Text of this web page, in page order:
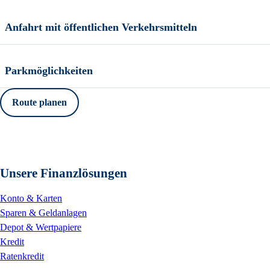
Anfahrt mit öffentlichen Verkehrsmitteln
Parkmöglichkeiten
Route planen
Unsere Finanzlösungen
Konto & Karten
Sparen & Geldanlagen
Depot & Wertpapiere
Kredit
Ratenkredit